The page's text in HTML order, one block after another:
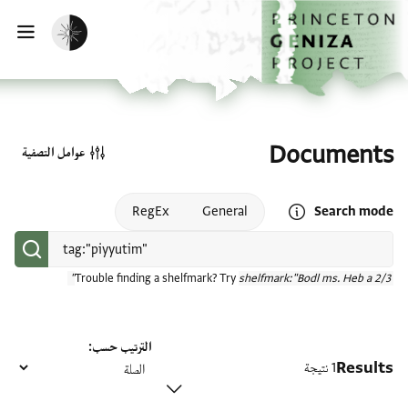
تخطي إلى المحتوى الرئيسي
الصفحة الرئيسية
تفعيل الوضع المظلم
Documents
Search mode
Open search mode help
General
RegEx
Trouble finding a shelfmark? Try shelfmark:"Bodl ms. Heb a 2/3"
عوامل التصفية
Results1 نتيجة
الترتيب حسب